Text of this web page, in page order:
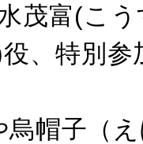
茂富(こ
、特別
烏帽子（